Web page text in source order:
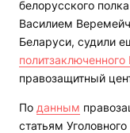
белорусского
Василием
Беларуси, судили
правозащитный
По данным
статьям